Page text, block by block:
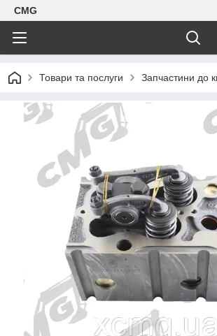
CMG
Товари та послуги Запчастини до